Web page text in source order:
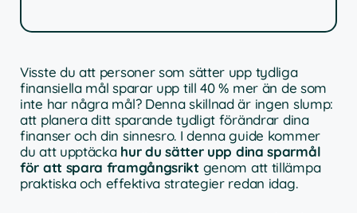
Visste du att personer som sätter upp tydliga
finansiella mål sparar upp till 40 % mer än de som
inte har några mål? Denna skillnad är ingen slump:
att planera ditt sparande tydligt förändrar dina
finanser och din sinnesro. I denna guide kommer
du att upptäcka hur du sätter upp dina sparmål
för att spara framgångsrikt genom att tillämpa
praktiska och effektiva strategier redan idag.